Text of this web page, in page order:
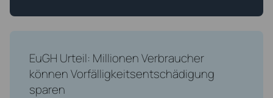
EuGH Urteil: Millionen Verbraucher
können Vorfälligkeitsentschädigung
sparen